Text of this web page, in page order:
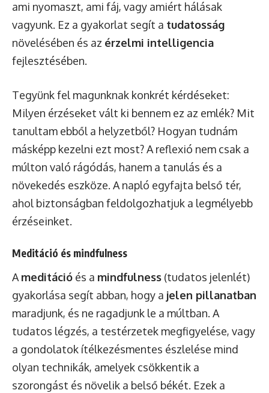
ami nyomaszt, ami fáj, vagy amiért hálásak
vagyunk. Ez a gyakorlat segít a tudatosság
növelésében és az érzelmi intelligencia
fejlesztésében.
Tegyünk fel magunknak konkrét kérdéseket:
Milyen érzéseket vált ki bennem ez az emlék? Mit
tanultam ebből a helyzetből? Hogyan tudnám
másképp kezelni ezt most? A reflexió nem csak a
múlton való rágódás, hanem a tanulás és a
növekedés eszköze. A napló egyfajta belső tér,
ahol biztonságban feldolgozhatjuk a legmélyebb
érzéseinket.
Meditáció és mindfulness
A meditáció és a mindfulness (tudatos jelenlét)
gyakorlása segít abban, hogy a jelen pillanatban
maradjunk, és ne ragadjunk le a múltban. A
tudatos légzés, a testérzetek megfigyelése, vagy
a gondolatok ítélkezésmentes észlelése mind
olyan technikák, amelyek csökkentik a
szorongást és növelik a belső békét. Ezek a